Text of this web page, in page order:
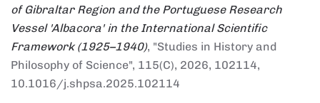
of Gibraltar Region and the Portuguese Research
Vessel 'Albacora' in the International Scientific
Framework (1925–1940), "Studies in History and
Philosophy of Science", 115(C), 2026, 102114,
10.1016/j.shpsa.2025.102114